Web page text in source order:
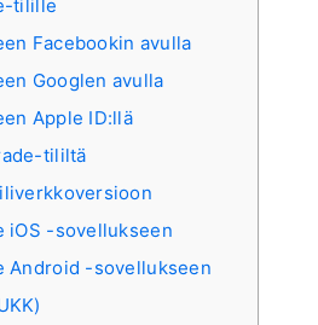
tilille
Facebookin avulla
Googlen avulla
Apple ID:llä
tililtä
iOS -sovellukseen
Android -sovellukseen